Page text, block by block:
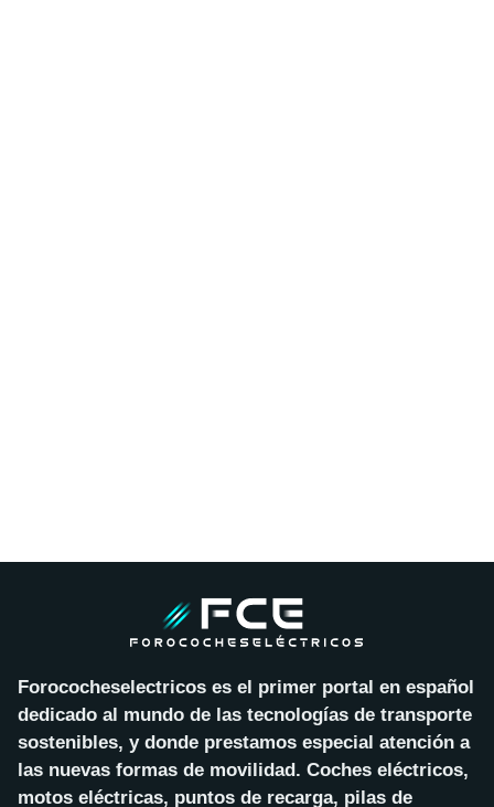
Forococheselectricos es el primer portal en español
dedicado al mundo de las tecnologías de transporte
sostenibles, y donde prestamos especial atención a
las nuevas formas de movilidad. Coches eléctricos,
motos eléctricas, puntos de recarga, pilas de